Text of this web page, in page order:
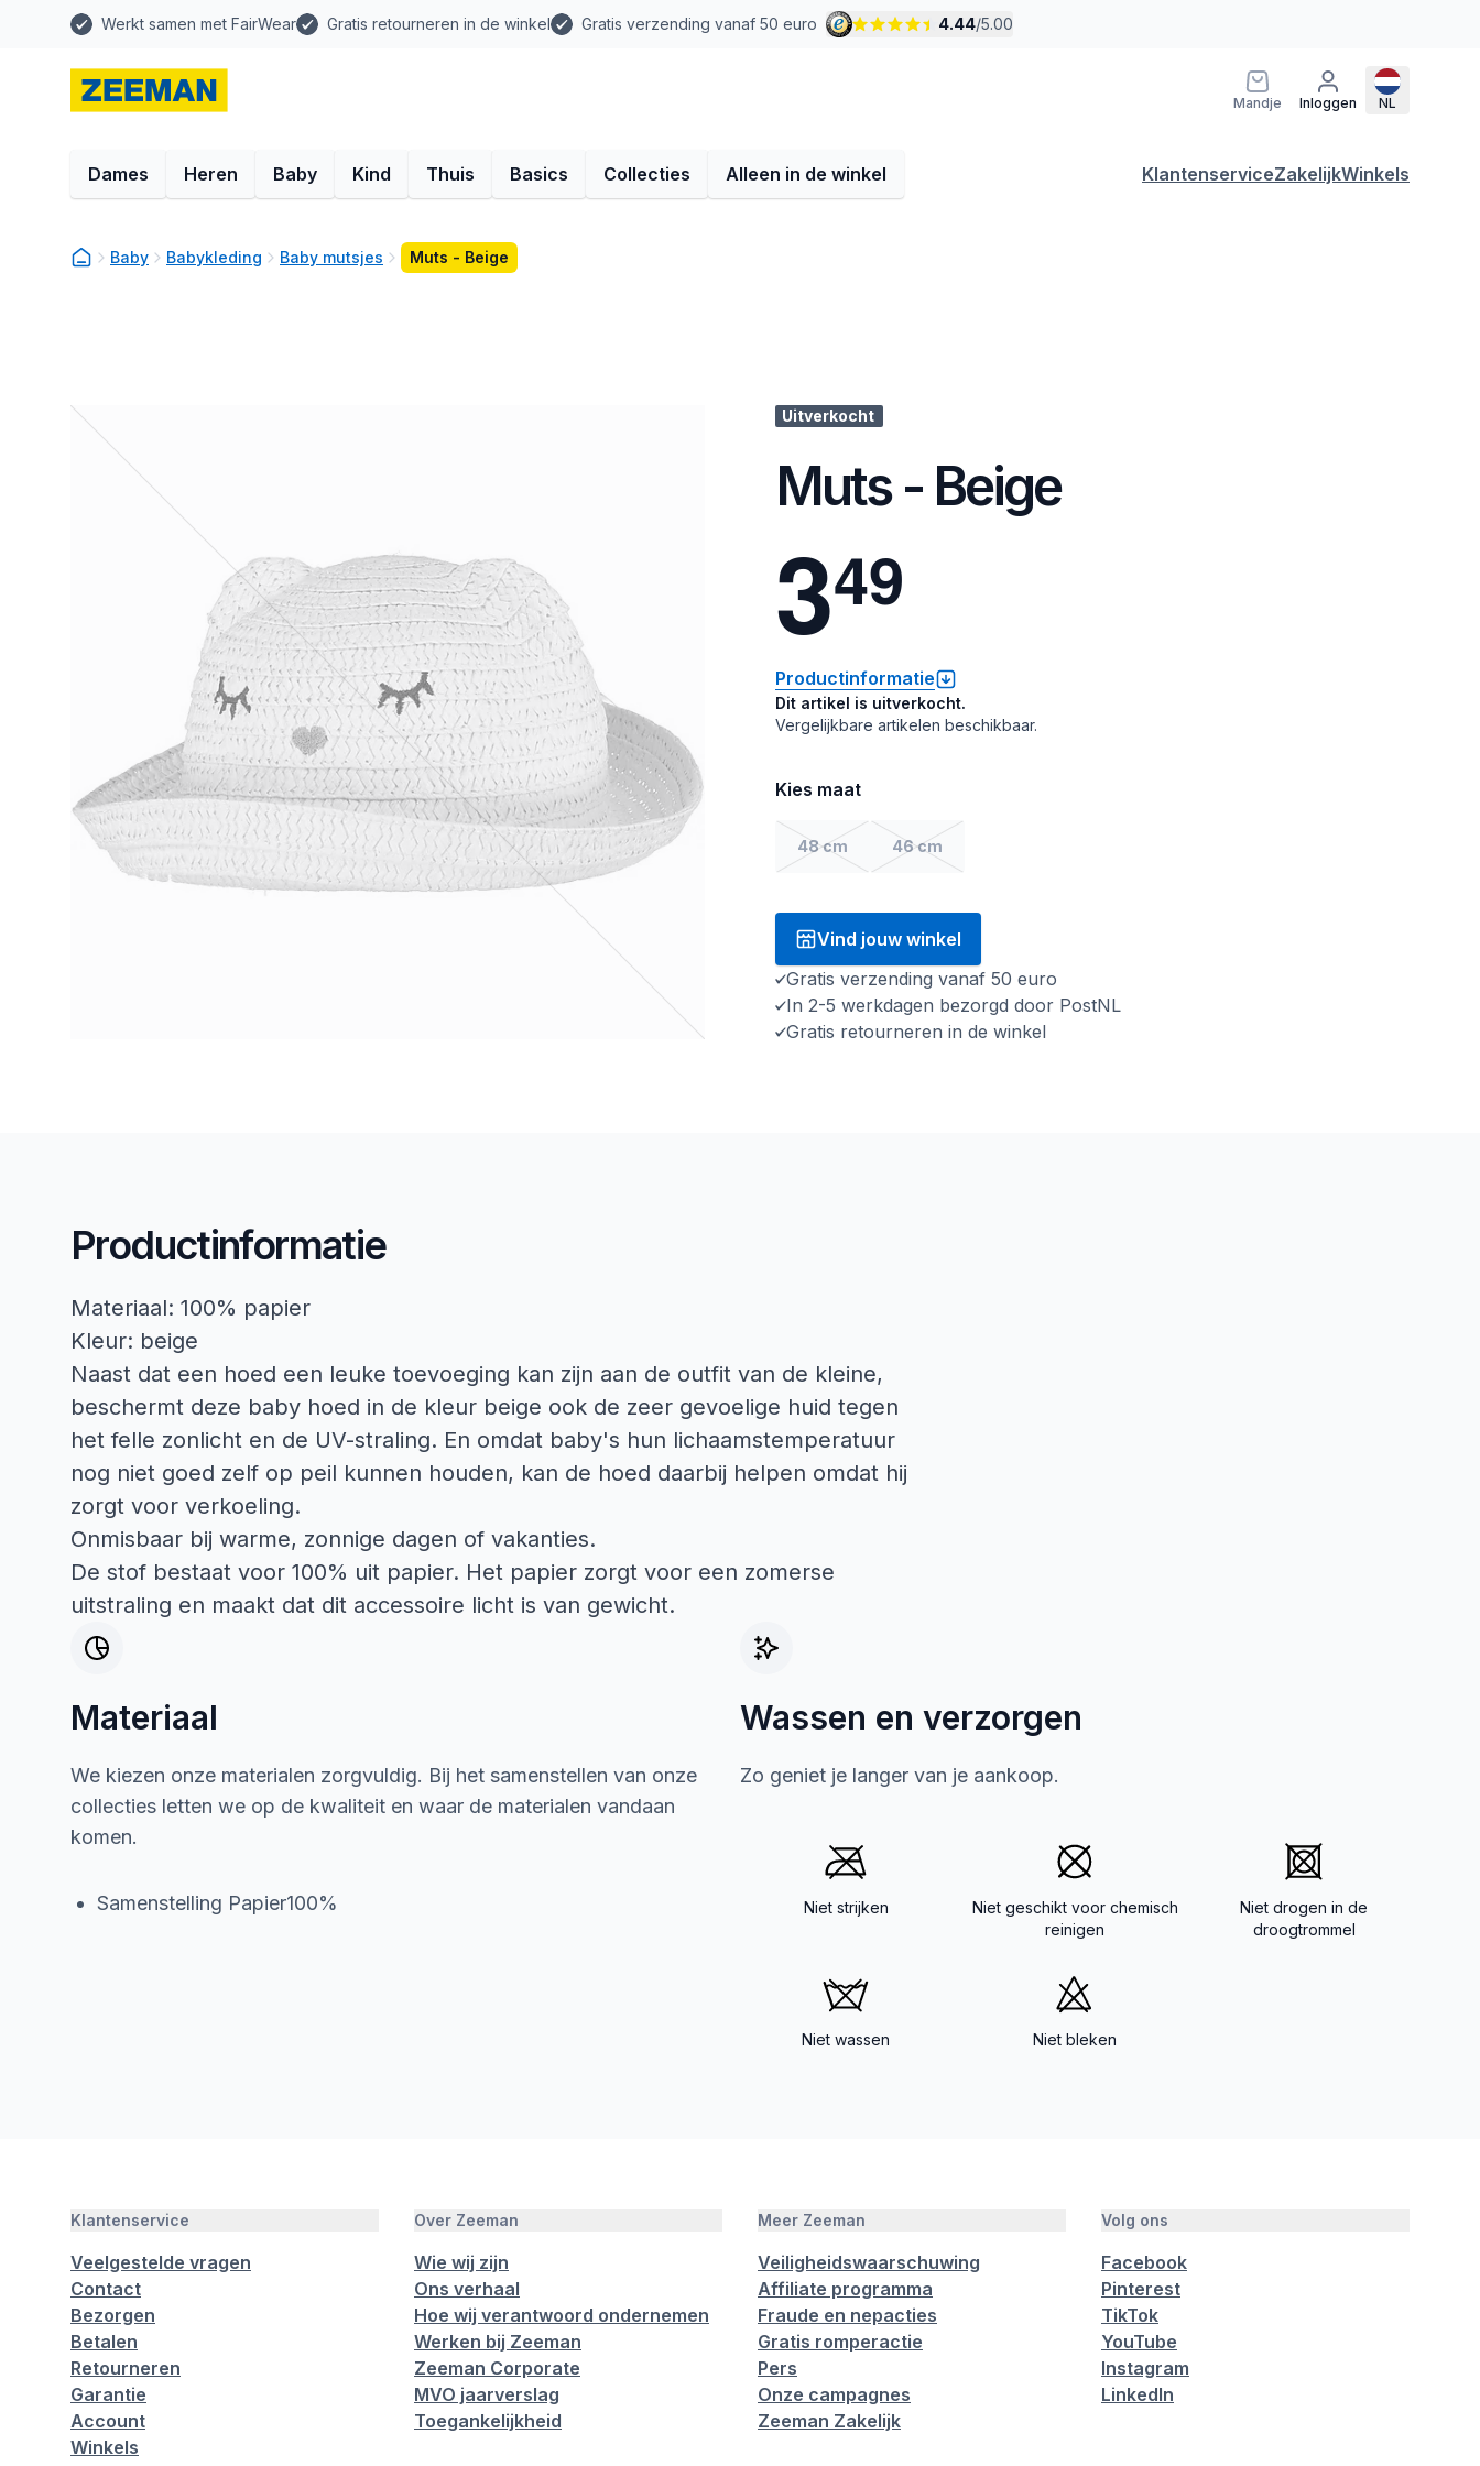
Werkt samen met FairWear Gratis retourneren in de winkel Gratis verzending vanaf 50 euro 4.44/5.00
Mandje Inloggen NL
Dames Heren Baby Kind Thuis Basics Collecties Alleen in de winkel KlantenserviceZakelijkWinkels
Baby Babykleding Baby mutsjes Muts - Beige
Uitverkocht
Muts - Beige
349
Productinformatie
Dit artikel is uitverkocht.
Vergelijkbare artikelen beschikbaar.
Kies maat
48 cm 46 cm
Vind jouw winkel
Gratis verzending vanaf 50 euro
In 2-5 werkdagen bezorgd door PostNL
Gratis retourneren in de winkel
Productinformatie
Materiaal: 100% papier
Kleur: beige
Naast dat een hoed een leuke toevoeging kan zijn aan de outfit van de kleine,
beschermt deze baby hoed in de kleur beige ook de zeer gevoelige huid tegen
het felle zonlicht en de UV-straling. En omdat baby's hun lichaamstemperatuur
nog niet goed zelf op peil kunnen houden, kan de hoed daarbij helpen omdat hij
zorgt voor verkoeling.
Onmisbaar bij warme, zonnige dagen of vakanties.
De stof bestaat voor 100% uit papier. Het papier zorgt voor een zomerse
uitstraling en maakt dat dit accessoire licht is van gewicht.
Materiaal
We kiezen onze materialen zorgvuldig. Bij het samenstellen van onze
collecties letten we op de kwaliteit en waar de materialen vandaan
komen.
Samenstelling Papier100%
Wassen en verzorgen
Zo geniet je langer van je aankoop.
Niet strijken
Niet geschikt voor chemisch
reinigen
Niet drogen in de
droogtrommel
Niet wassen Niet bleken
Klantenservice
Veelgestelde vragen
Contact
Bezorgen
Betalen
Retourneren
Garantie
Account
Winkels
Over Zeeman
Wie wij zijn
Ons verhaal
Hoe wij verantwoord ondernemen
Werken bij Zeeman
Zeeman Corporate
MVO jaarverslag
Toegankelijkheid
Meer Zeeman
Veiligheidswaarschuwing
Affiliate programma
Fraude en nepacties
Gratis romperactie
Pers
Onze campagnes
Zeeman Zakelijk
Volg ons
Facebook
Pinterest
TikTok
YouTube
Instagram
LinkedIn